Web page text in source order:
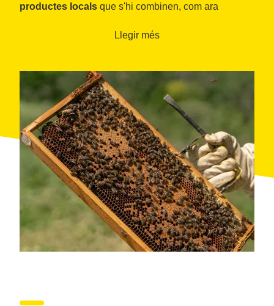
productes locals que s'hi combinen, com ara
productes de temporada. Durant el tast s'explicarà el
derivats del treball de les abelles.
Llegir més